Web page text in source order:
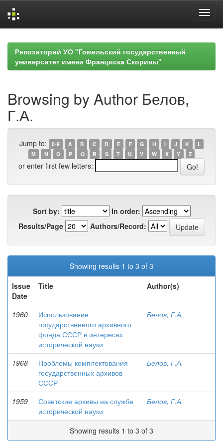
navigationРепозиторий УО "Гомельский государственный
университет имени Франциска Скорины"
Browsing by Author Белов,
Г.А.
Jump to: 0-9 A B C D E F G H I J K
L
M
N O P Q R S T U V W X Y Z
or enter first few letters:
Sort by:
In order:
Results/Page
Authors/Record:
Showing results 1 to 3 of 3
Issue
Date
Title Author(s)
1960
Использование
государственного архивного
фонда СССР в интересах
исторической науки
Белов, Г.А.
1968
Проблемы комплектования
государственных архивов
СССР
Белов, Г.А.
1959
Советские архивы на службе
исторической науки
Белов, Г.А.
Showing results 1 to 3 of 3